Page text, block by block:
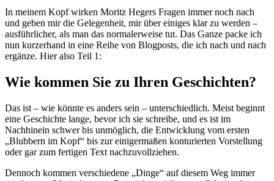
In meinem Kopf wirken Moritz Hegers Fragen immer noch nach
und geben mir die Gelegenheit, mir über einiges klar zu werden –
ausführlicher, als man das normalerweise tut. Das Ganze packe ich
nun kurzerhand in eine Reihe von Blogposts, die ich nach und nach
ergänze. Hier also Teil 1:
Wie kommen Sie zu Ihren Geschichten?
Das ist – wie könnte es anders sein – unterschiedlich. Meist beginnt
eine Geschichte lange, bevor ich sie schreibe, und es ist im
Nachhinein schwer bis unmöglich, die Entwicklung vom ersten
„Blubbern im Kopf“ bis zur einigermaßen konturierten Vorstellung
oder gar zum fertigen Text nachzuvollziehen.
Dennoch kommen verschiedene „Dinge“ auf diesem Weg immer